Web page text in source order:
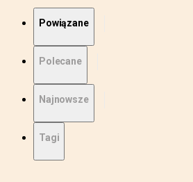
Powiązane
Polecane
Najnowsze
Tagi